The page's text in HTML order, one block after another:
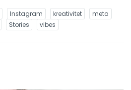
Instagram kreativitet
meta
Stories vibes